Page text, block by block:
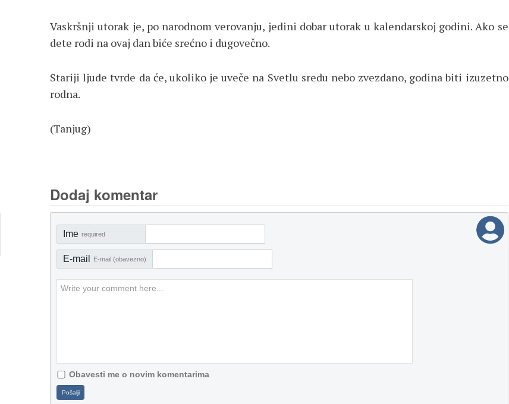
Vaskršnji utorak je, po narodnom verovanju, jedini dobar utorak u kalendarskoj godini. Ako se
dete rodi na ovaj dan biće srećno i dugovečno.
Stariji ljude tvrde da će, ukoliko je uveče na Svetlu sredu nebo zvezdano, godina biti izuzetno
rodna.
(Tanjug)
Dodaj komentar
Ime required
E-mail E-mail (obavezno)
Obavesti me o novim komentarima
Pošalji